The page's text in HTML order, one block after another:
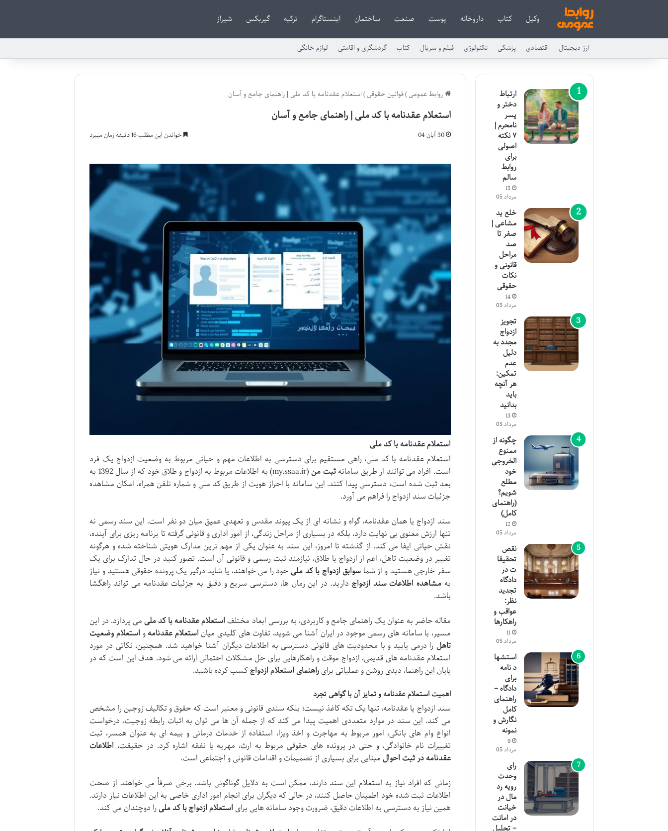
وکیل کتاب داروخانه پوست صنعت ساختمان اینستاگرام ترکیه گیربکس شیراز
ارز دیجیتال اقتصادی پزشکی تکنولوژی فیلم و سریال کتاب گردشگری و اقامتی لوازم خانگی
روابط عمومی)قوانین حقوقی)استعلام عقدنامه با کد ملی | راهنمای جامع و آسان
استعلام عقدنامه با کد ملی | راهنمای جامع و آسان
30 آبان 04 خواندن این مطلب 16 دقیقه زمان میبرد
استعلام عقدنامه با کد ملی
استعلام عقدنامه با کد ملی، راهی مستقیم برای دسترسی به اطلاعات مهم و حیاتی مربوط به وضعیت ازدواج یک فرد
است. افراد می توانند از طریق سامانهثبت من
(my.ssaa.ir) به اطلاعات مربوط به ازدواج و طلاق خود که از سال 1392 به
بعد ثبت شده است، دسترسی پیدا کنند. این سامانه با احراز هویت از طریق کد ملی و شماره تلفن همراه، امکان مشاهده
جزئیات سند ازدواج را فراهم می آورد.
سند ازدواج یا همان عقدنامه، گواه و نشانه ای از یک پیوند مقدس و تعهدی عمیق میان دو نفر است. این سند رسمی نه
تنها ارزش معنوی بی نهایت دارد، بلکه در بسیاری از مراحل زندگی، از امور اداری و قانونی گرفته تا برنامه ریزی برای آینده،
نقش حیاتی ایفا می کند. از گذشته تا امروز، این سند به عنوان یکی از مهم ترین مدارک هویتی شناخته شده و هرگونه
تغییر در وضعیت تاهل، اعم از ازدواج یا طلاق، نیازمند ثبت رسمی و قانونی آن است. تصور کنید در حال تدارک برای یک
سفر خارجی هستید و از شما سوابق ازدواج با کد ملی خود را می خواهند، یا شاید درگیر یک پرونده حقوقی هستید و نیاز
به مشاهده اطلاعات سند ازدواج دارید. در این زمان ها، دسترسی سریع و دقیق به جزئیات عقدنامه می تواند راهگشا
باشد.
مقاله حاضر به عنوان یک راهنمای جامع و کاربردی، به بررسی ابعاد مختلفاستعلام عقدنامه با کد ملیمی پردازد. در این
مسیر، با سامانه های رسمی موجود در ایران آشنا می شوید، تفاوت های کلیدی میاناستعلام عقدنامهو استعلام وضعیت
تاهل را درمی یابید و با محدودیت های قانونی دسترسی به اطلاعات دیگران آشنا خواهید شد. همچنین، نکاتی در مورد
استعلام عقدنامه های قدیمی، ازدواج موقت و راهکارهایی برای حل مشکلات احتمالی ارائه می شود. هدف این است که در
پایان این راهنما، دیدی روشن و عملیاتی برایراهنمای استعلام ازدواجکسب کرده باشید.
اهمیت استعلام عقدنامه و تمایز آن با گواهی تجرد
سند ازدواج یا عقدنامه، تنها یک تکه کاغذ نیست؛ بلکه سندی قانونی و معتبر است که حقوق و تکالیف زوجین را مشخص
می کند. این سند در موارد متعددی اهمیت پیدا می کند که از جمله آن ها می توان به اثبات رابطه زوجیت، درخواست
انواع وام های بانکی، امور مربوط به مهاجرت و اخذ ویزا، استفاده از خدمات درمانی و بیمه ای به عنوان همسر، ثبت
تغییرات نام خانوادگی، و حتی در پرونده های حقوقی مربوط به ارث، مهریه یا نفقه اشاره کرد. در حقیقت، اطلاعات
عقدنامه در ثبت احوال مبنایی برای بسیاری از تصمیمات و اقدامات قانونی و اجتماعی است.
زمانی که افراد نیاز به استعلام این سند دارند، ممکن است به دلایل گوناگونی باشد. برخی صرفاً می خواهند از صحت
اطلاعات ثبت شده خود اطمینان حاصل کنند، در حالی که دیگران برای انجام امور اداری خاصی به این اطلاعات نیاز دارند.
همین نیاز به دسترسی به اطلاعات دقیق، ضرورت وجود سامانه هایی برایاستعلام ازدواج با کد ملیرا دوچندان می کند.
ارتباط
دختر و
پسر
نامحرم |
۷ نکته
اصولی
برای
روابط
سالم
15
مرداد 05
خلع ید
مشاعی |
صفر تا
صد
مراحل
قانونی و
نکات
حقوقی
14
مرداد 05
تجویز
ازدواج
مجدد به
دلیل
عدم
تمکین:
هر آنچه
باید
بدانید
13
مرداد 05
چگونه از
ممنوع
الخروجی
خود
مطلع
شویم؟
(راهنمای
کامل)
12
مرداد 05
نقص
تحقیقا
ت در
دادگاه
تجدید
نظر:
عواقب و
راهکارها
11
مرداد 05
استشها
د نامه
برای
دادگاه –
راهنمای
کامل
نگارش و
نمونه
9
مرداد 05
رای
وحدت
رویه رد
مال در
خیانت
در امانت
– تحلیل